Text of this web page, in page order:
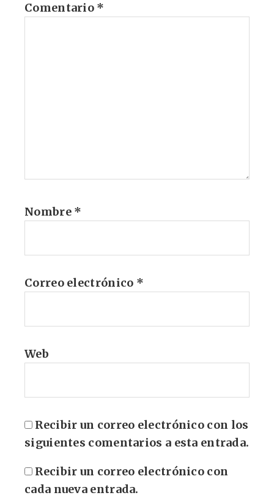
Comentario *
Nombre *
Correo electrónico *
Web
Recibir un correo electrónico con los
siguientes comentarios a esta entrada.
Recibir un correo electrónico con
cada nueva entrada.